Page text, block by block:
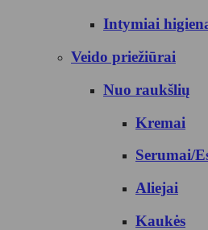
Intymiai
Veido priežiūrai
Nuo raukšlių
Kremai
Serumai/
Aliejai
Kaukės